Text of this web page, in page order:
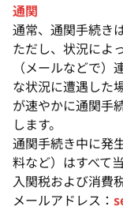
通関
通常、通関手続き
ただし、状況によ
（メールなどで
な状況に遭遇した
が速やかに通関手
します。
通関手続き中に発
料など）はすべて
入関税および消費
メールアドレス：